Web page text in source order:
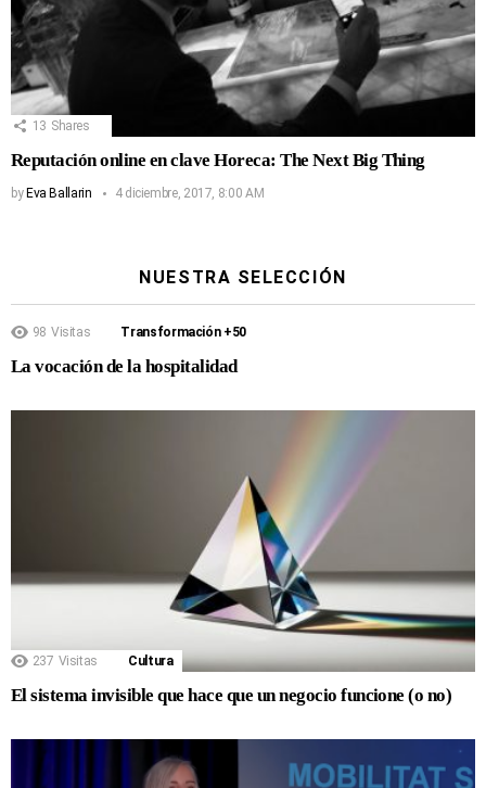
13 Shares
Reputación online en clave Horeca: The Next Big Thing
by Eva Ballarin 4 diciembre, 2017, 8:00 AM
NUESTRA SELECCIÓN
98 Visitas Transformación +50
La vocación de la hospitalidad
237 Visitas Cultura
El sistema invisible que hace que un negocio funcione (o no)